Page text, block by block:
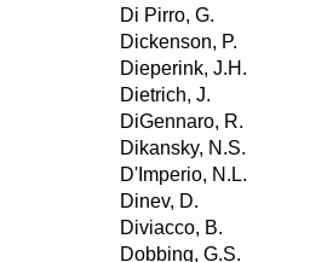
Di Pirro, G.
Dickenson, P.
Dieperink, J.H.
Dietrich, J.
DiGennaro, R.
Dikansky, N.S.
D'Imperio, N.L.
Dinev, D.
Diviacco, B.
Dobbing, G.S.